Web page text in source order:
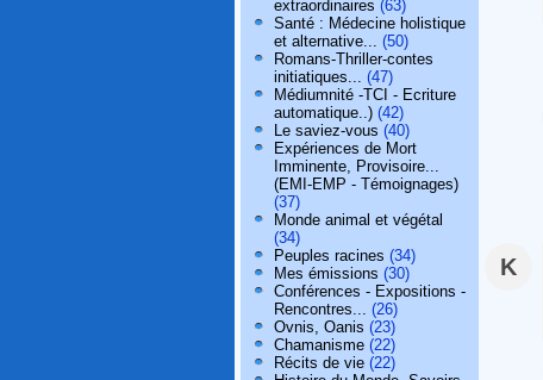
extraordinaires (63)
Santé : Médecine holistique
et alternative... (50)
Romans-Thriller-contes
initiatiques... (47)
Médiumnité -TCI - Ecriture
automatique..) (42)
Le saviez-vous (40)
Expériences de Mort
Imminente, Provisoire...
(EMI-EMP - Témoignages)
(37)
Monde animal et végétal
(34)
Peuples racines (34)
Mes émissions (30)
Conférences - Expositions -
Rencontres... (26)
Ovnis, Oanis (23)
Chamanisme (22)
Récits de vie (22)
K